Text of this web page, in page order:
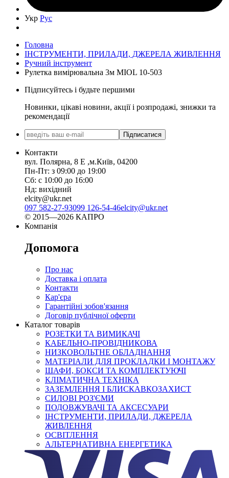
Укр Рус
Головна
ІНСТРУМЕНТИ, ПРИЛАДИ, ДЖЕРЕЛА ЖИВЛЕННЯ
Ручний інструмент
Рулетка вимірювальна 3м MIOL 10-503
Підписуйтесь і будьте першими
Новинки, цікаві новини, акції і розпродажі, знижки та
рекомендації
Підписатися
Контакти
вул. Полярна, 8 Е ,м.Київ, 04200
Пн-Пт: з 09:00 до 19:00
Сб: с 10:00 до 16:00
Нд: вихідний
elcity@ukr.net
097 582-27-93099 126-54-46elcity@ukr.net
© 2015—2026 КАПРО
Компанія
Допомога
Про нас
Доставка і оплата
Контакти
Кар'єра
Гарантійні зобов'язання
Договір публічної оферти
Каталог товарів
РОЗЕТКИ ТА ВИМИКАЧІ
КАБЕЛЬНО-ПРОВІДНИКОВА
НИЗКОВОЛЬТНЕ ОБЛАДНАННЯ
МАТЕРІАЛИ ДЛЯ ПРОКЛАДКИ І МОНТАЖУ
ШАФИ, БОКСИ ТА КОМПЛЕКТУЮЧІ
КЛІМАТИЧНА ТЕХНІКА
ЗАЗЕМЛЕННЯ І БЛИСКАВКОЗАХИСТ
СИЛОВІ РОЗ'ЄМИ
ПОДОВЖУВАЧІ ТА АКСЕСУАРИ
ІНСТРУМЕНТИ, ПРИЛАДИ, ДЖЕРЕЛА
ЖИВЛЕННЯ
ОСВІТЛЕННЯ
АЛЬТЕРНАТИВНА ЕНЕРГЕТИКА